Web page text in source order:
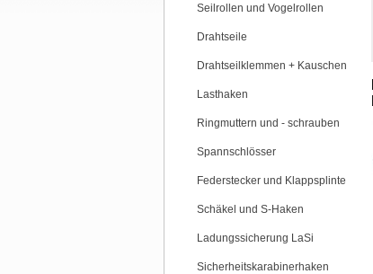
Seilrollen und Vogelrollen
Drahtseile
Drahtseilklemmen + Kauschen
Lasthaken
Ringmuttern und - schrauben
Spannschlösser
Federstecker und Klappsplinte
Schäkel und S-Haken
Ladungssicherung LaSi
Sicherheitskarabinerhaken